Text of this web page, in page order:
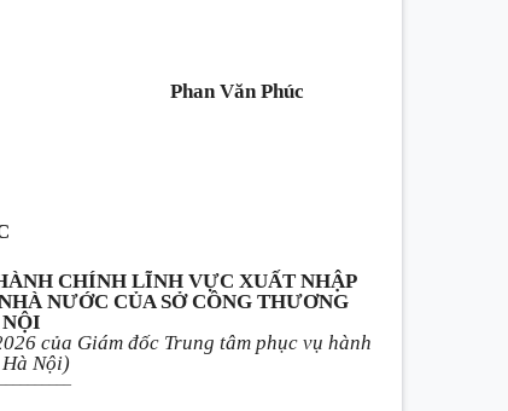
Phan Văn Phúc
CHÍNH LĨNH VỰC XUẤT NHẬP
NƯỚC CỦA SỞ CÔNG THƯƠNG
của Giám đốc Trung tâm phục vụ hành
Nội)